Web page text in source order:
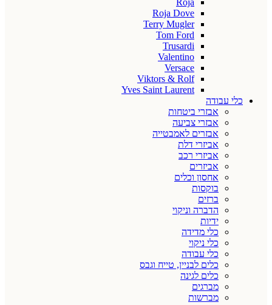
Roja
Roja Dove
Terry Mugler
Tom Ford
Trusardi
Valentino
Versace
Viktors & Rolf
Yves Saint Laurent
כלי עבודה
אבזרי ביטחות
אבזרי צביעה
אבזרים לאמבטייה
אביזרי דלת
אביזרי רכב
אביזרים
אחסון וכלים
בוקסות
ברזים
הדברה וניקוי
ידיות
כלי מדידה
כלי ניקוי
כלי עבודה
כלים לבניין, טייח וגבס
כלים לגינה
מברגים
מברשות